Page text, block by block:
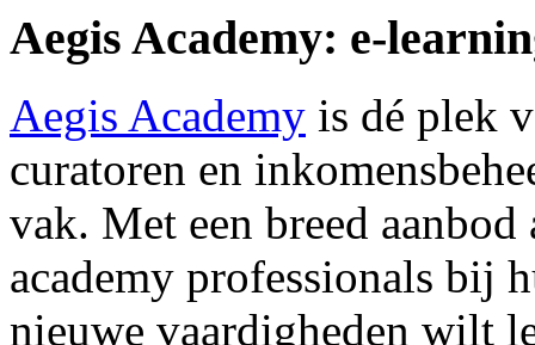
Aegis Academy: e-
Aegis Academy is dé plek
curatoren en
vak. Met een breed
academy professionals bij
nieuwe vaardigheden wilt